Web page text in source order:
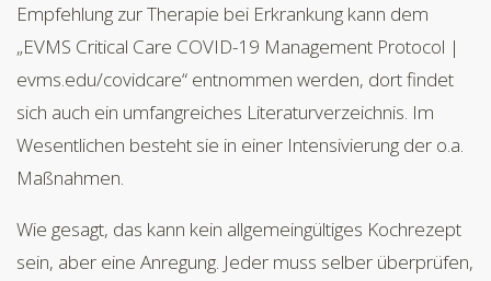
Empfehlung zur Therapie bei Erkrankung kann dem
„EVMS Critical Care COVID-19 Management Protocol |
evms.edu/covidcare“ entnommen werden, dort findet
sich auch ein umfangreiches Literaturverzeichnis. Im
Wesentlichen besteht sie in einer Intensivierung der o.a.
Maßnahmen.
Wie gesagt, das kann kein allgemeingültiges Kochrezept
sein, aber eine Anregung. Jeder muss selber überprüfen,